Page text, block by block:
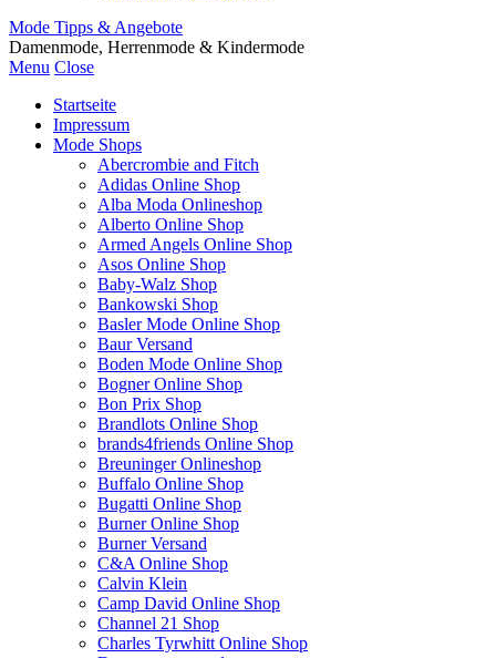
Mode Tipps & Angebote
Damenmode, Herrenmode & Kindermode
Menu Close
Startseite
Impressum
Mode Shops
Abercrombie and Fitch
Adidas Online Shop
Alba Moda Onlineshop
Alberto Online Shop
Armed Angels Online Shop
Asos Online Shop
Baby-Walz Shop
Bankowski Shop
Basler Mode Online Shop
Baur Versand
Boden Mode Online Shop
Bogner Online Shop
Bon Prix Shop
Brandlots Online Shop
brands4friends Online Shop
Breuninger Onlineshop
Buffalo Online Shop
Bugatti Online Shop
Burner Online Shop
Burner Versand
C&A Online Shop
Calvin Klein
Camp David Online Shop
Channel 21 Shop
Charles Tyrwhitt Online Shop